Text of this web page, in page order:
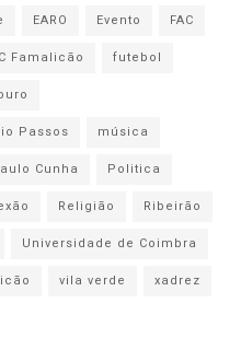
EARO Evento
FAC
Famalicão
futebol
Passos
música
Cunha
Politica
Religião
Ribeirão
Universidade de Coimbra
vila verde xadrez